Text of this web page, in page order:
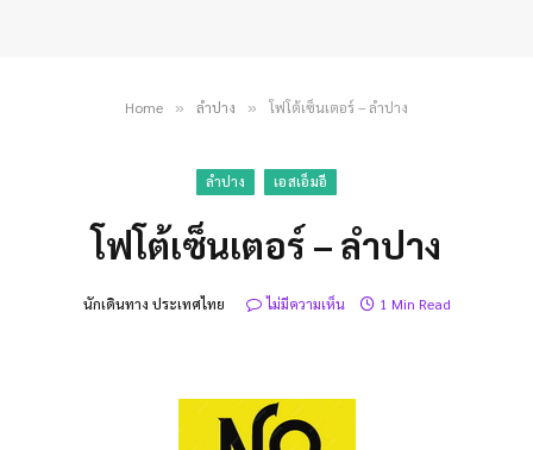
Home » ลำปาง » โฟโต้เซ็นเตอร์ – ลำปาง
ลำปาง เอสเอ็มอี
โฟโต้เซ็นเตอร์ – ลำปาง
นักเดินทาง ประเทศไทย ไม่มีความเห็น 1 Min Read